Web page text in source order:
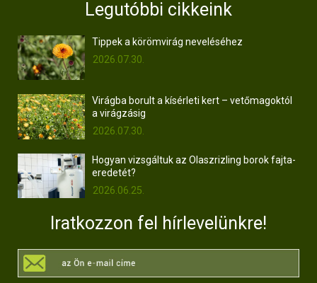
Legutóbbi cikkeink
Tippek a körömvirág neveléséhez
2026.07.30.
Virágba borult a kísérleti kert – vetőmagoktól
a virágzásig
2026.07.30.
Hogyan vizsgáltuk az Olaszrizling borok fajta-
eredetét?
2026.06.25.
Iratkozzon fel hírlevelünkre!